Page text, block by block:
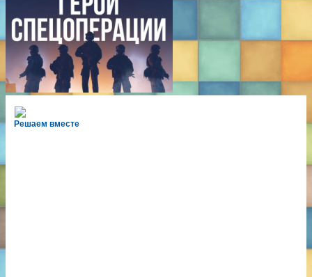
Решаем вместе